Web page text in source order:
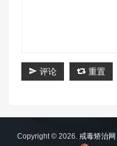
评论 重置
Copyright © 2026. 戒毒矫治网